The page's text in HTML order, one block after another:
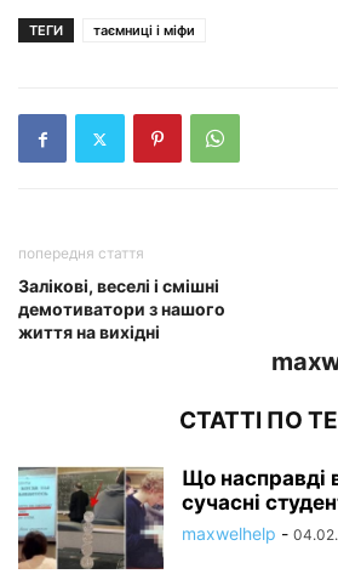
ТЕГИ таємниці і міфи
попередня стаття
Залікові, веселі і смішні
демотиватори з нашого
життя на вихідні
СТАТТІ ПО
Що насправді
сучасні
maxwelhelp -